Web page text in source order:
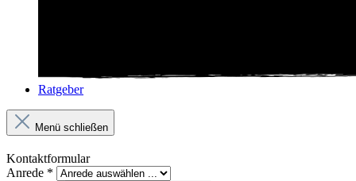
Ratgeber
Menü schließen
Kontaktformular
Anrede *